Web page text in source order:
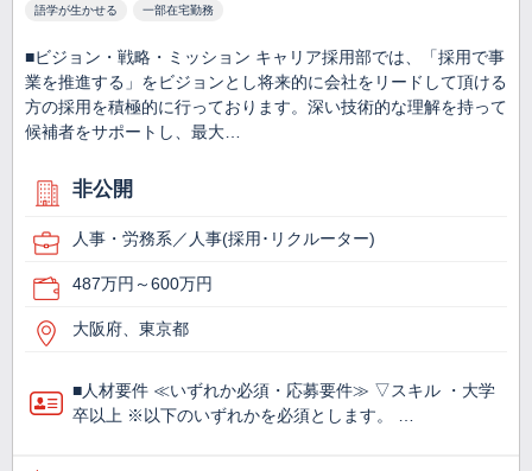
語学が生かせる 一部在宅勤務
■ビジョン・戦略・ミッション キャリア採用部では、「採用で事
業を推進する」をビジョンとし将来的に会社をリードして頂ける
方の採用を積極的に行っております。深い技術的な理解を持って
候補者をサポートし、最大…
非公開
人事・労務系／人事(採用･リクルーター)
487万円～600万円
大阪府、東京都
■人材要件 ≪いずれか必須・応募要件≫ ▽スキル ・大学
卒以上 ※以下のいずれかを必須とします。 …